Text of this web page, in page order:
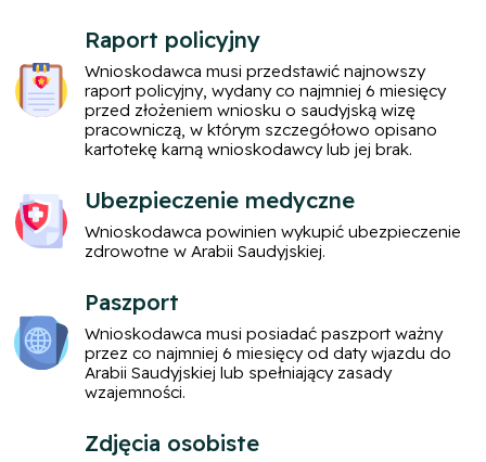
Raport policyjny
Wnioskodawca musi przedstawić najnowszy
raport policyjny, wydany co najmniej 6 miesięcy
przed złożeniem wniosku o saudyjską wizę
pracowniczą, w którym szczegółowo opisano
kartotekę karną wnioskodawcy lub jej brak.
Ubezpieczenie medyczne
Wnioskodawca powinien wykupić ubezpieczenie
zdrowotne w Arabii Saudyjskiej.
Paszport
Wnioskodawca musi posiadać paszport ważny
przez co najmniej 6 miesięcy od daty wjazdu do
Arabii Saudyjskiej lub spełniający zasady
wzajemności.
Zdjęcia osobiste